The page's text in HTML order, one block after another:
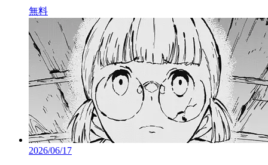
無料
2026/06/17